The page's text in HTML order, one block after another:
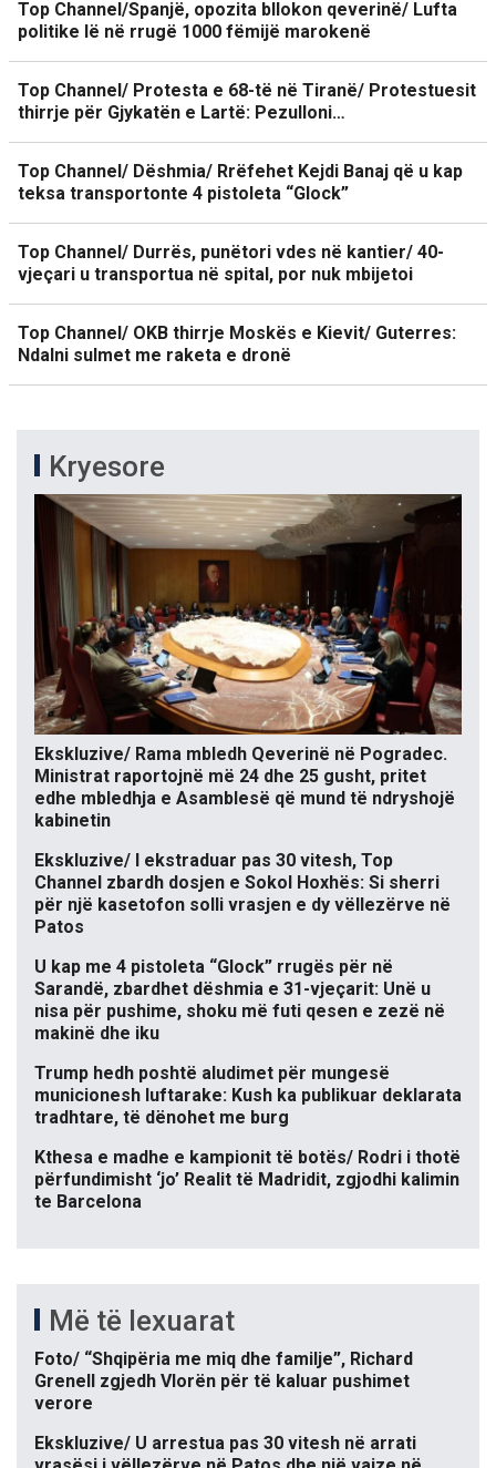
Top Channel/Spanjë, opozita bllokon qeverinë/ Lufta
politike lë në rrugë 1000 fëmijë marokenë
Top Channel/ Protesta e 68-të në Tiranë/ Protestuesit
thirrje për Gjykatën e Lartë: Pezulloni…
Top Channel/ Dëshmia/ Rrëfehet Kejdi Banaj që u kap
teksa transportonte 4 pistoleta “Glock”
Top Channel/ Durrës, punëtori vdes në kantier/ 40-
vjeçari u transportua në spital, por nuk mbijetoi
Top Channel/ OKB thirrje Moskës e Kievit/ Guterres:
Ndalni sulmet me raketa e dronë
Kryesore
Ekskluzive/ Rama mbledh Qeverinë në Pogradec.
Ministrat raportojnë më 24 dhe 25 gusht, pritet
edhe mbledhja e Asamblesë që mund të ndryshojë
kabinetin
Ekskluzive/ I ekstraduar pas 30 vitesh, Top
Channel zbardh dosjen e Sokol Hoxhës: Si sherri
për një kasetofon solli vrasjen e dy vëllezërve në
Patos
U kap me 4 pistoleta “Glock” rrugës për në
Sarandë, zbardhet dëshmia e 31-vjeçarit: Unë u
nisa për pushime, shoku më futi qesen e zezë në
makinë dhe iku
Trump hedh poshtë aludimet për mungesë
municionesh luftarake: Kush ka publikuar deklarata
tradhtare, të dënohet me burg
Kthesa e madhe e kampionit të botës/ Rodri i thotë
përfundimisht ‘jo’ Realit të Madridit, zgjodhi kalimin
te Barcelona
Më të lexuarat
Foto/ “Shqipëria me miq dhe familje”, Richard
Grenell zgjedh Vlorën për të kaluar pushimet
verore
Ekskluzive/ U arrestua pas 30 vitesh në arrati